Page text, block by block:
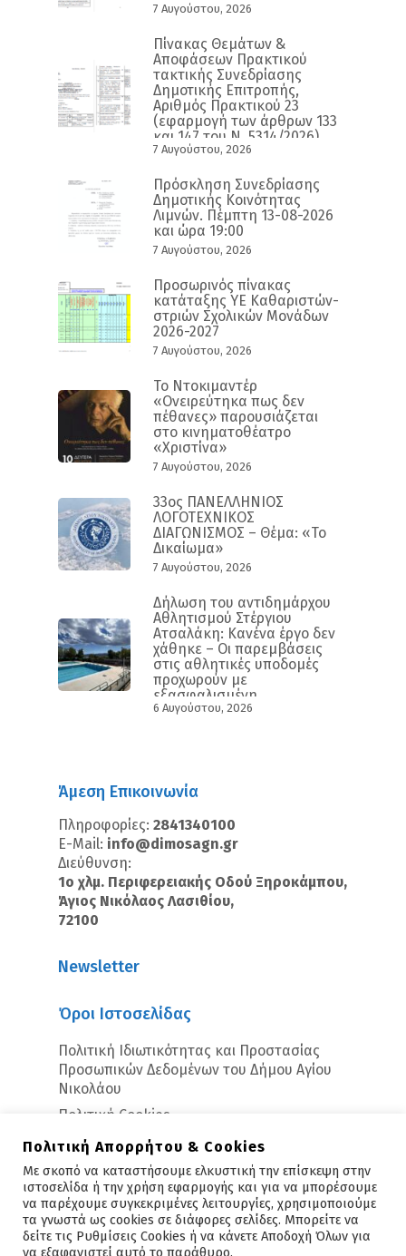
7 Αυγούστου, 2026
Πίνακας Θεμάτων &
Αποφάσεων Πρακτικού
τακτικής Συνεδρίασης
Δημοτικής Επιτροπής,
Αριθμός Πρακτικού 23
(εφαρμογή των άρθρων 133
και 147 του Ν. 5314/2026)
7 Αυγούστου, 2026
Πρόσκληση Συνεδρίασης
Δημοτικής Κοινότητας
Λιμνών. Πέμπτη 13-08-2026
και ώρα 19:00
7 Αυγούστου, 2026
Προσωρινός πίνακας
κατάταξης ΥΕ Καθαριστών-
στριών Σχολικών Μονάδων
2026-2027
7 Αυγούστου, 2026
Το Ντοκιμαντέρ
«Ονειρεύτηκα πως δεν
πέθανες» παρουσιάζεται
στο κινηματοθέατρο
«Χριστίνα»
7 Αυγούστου, 2026
33ος ΠΑΝΕΛΛΗΝΙΟΣ
ΛΟΓΟΤΕΧΝΙΚΟΣ
ΔΙΑΓΩΝΙΣΜΟΣ – Θέμα: «Το
Δικαίωμα»
7 Αυγούστου, 2026
Δήλωση του αντιδημάρχου
Αθλητισμού Στέργιου
Ατσαλάκη: Κανένα έργο δεν
χάθηκε – Οι παρεμβάσεις
στις αθλητικές υποδομές
προχωρούν με
εξασφαλισμένη
χρηματοδότηση και
6 Αυγούστου, 2026
Άμεση Επικοινωνία
Πληροφορίες: 2841340100
E-Mail: info@dimosagn.gr
Διεύθυνση:
1ο χλμ. Περιφερειακής Οδού Ξηροκάμπου,
Άγιος Νικόλαος Λασιθίου,
72100
Newsletter
Όροι Ιστοσελίδας
Πολιτική Ιδιωτικότητας και Προστασίας
Προσωπικών Δεδομένων του Δήμου Αγίου
Νικολάου
Πολιτική Cookies
Copyright © 2026 - Άγιος Νικόλαος
Πολιτική Απορρήτου & Cookies
Με σκοπό να καταστήσουμε ελκυστική την επίσκεψη στην
ιστοσελίδα ή την χρήση εφαρμογής και για να μπορέσουμε
να παρέχουμε συγκεκριμένες λειτουργίες, χρησιμοποιούμε
τα γνωστά ως cookies σε διάφορες σελίδες. Μπορείτε να
δείτε τις Ρυθμίσεις Cookies ή να κάνετε Αποδοχή Όλων για
να εξαφανιστεί αυτό το παράθυρο.